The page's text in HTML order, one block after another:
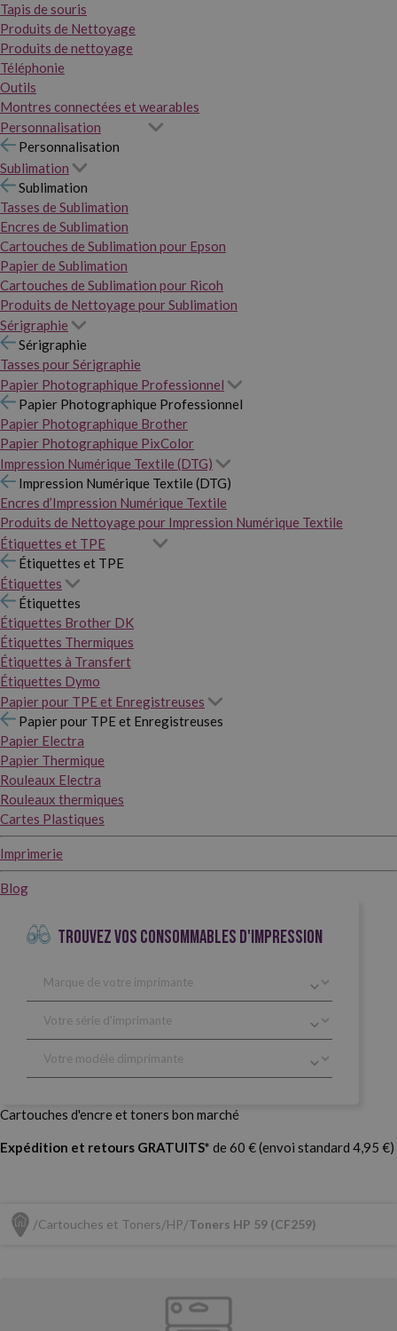
Tapis de souris
Produits de Nettoyage
Produits de nettoyage
Téléphonie
Outils
Montres connectées et wearables
Personnalisation
Personnalisation
Sublimation
Sublimation
Tasses de Sublimation
Encres de Sublimation
Cartouches de Sublimation pour Epson
Papier de Sublimation
Cartouches de Sublimation pour Ricoh
Produits de Nettoyage pour Sublimation
Sérigraphie
Sérigraphie
Tasses pour Sérigraphie
Papier Photographique Professionnel
Papier Photographique Professionnel
Papier Photographique Brother
Papier Photographique PixColor
Impression Numérique Textile (DTG)
Impression Numérique Textile (DTG)
Encres d’Impression Numérique Textile
Produits de Nettoyage pour Impression Numérique Textile
Étiquettes et TPE
Étiquettes et TPE
Étiquettes
Étiquettes
Étiquettes Brother DK
Étiquettes Thermiques
Étiquettes à Transfert
Étiquettes Dymo
Papier pour TPE et Enregistreuses
Papier pour TPE et Enregistreuses
Papier Electra
Papier Thermique
Rouleaux Electra
Rouleaux thermiques
Cartes Plastiques
Imprimerie
Blog
TROUVEZ VOS CONSOMMABLES D'IMPRESSION
Cartouches d'encre et toners bon marché
Expédition et retours GRATUITS* de 60 € (envoi standard 4,95 €)
Cartouches et Toners HP Toners HP 59 (CF259)